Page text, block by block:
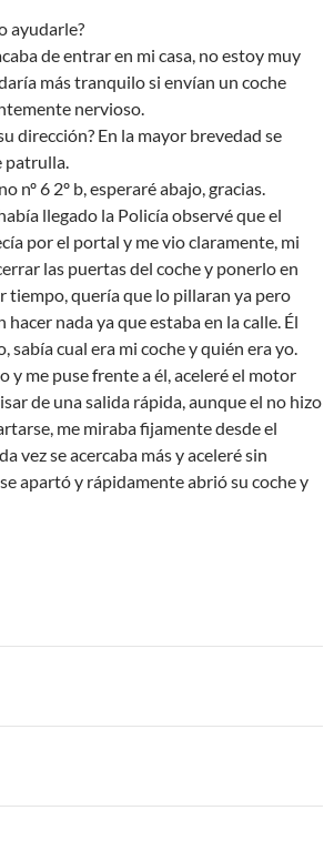
ayudarle?
de entrar en mi casa, no estoy muy
más tranquilo si envían un coche
nervioso.
dirección? En la mayor brevedad se
patrulla.
nº 6 2º b, esperaré abajo, gracias.
llegado la Policía observé que el
por el portal y me vio claramente, mi
las puertas del coche y ponerlo en
tiempo, quería que lo pillaran ya pero
nada ya que estaba en la calle. Él
sabía cual era mi coche y quién era yo.
y me puse frente a él, aceleré el motor
de una salida rápida, aunque el no hizo
me miraba fijamente desde el
vez se acercaba más y aceleré sin
apartó y rápidamente abrió su coche y